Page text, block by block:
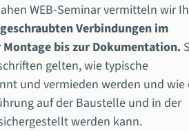
WEB-Seminar vermitteln wir
Verbindungen im
Montage bis zur Dokumentation.
gelten, wie typische
und vermieden werden und wie
auf der Baustelle und in der
werden kann.